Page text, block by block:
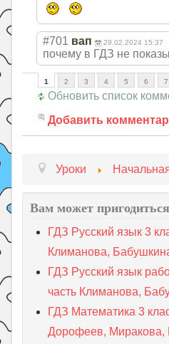
#701 вап 29.02.2024 15:37
почему в ГДЗ не
1 2 3 4 5 6 7
Обновить список
Добавить
Уроки
Вам может
ГДЗ Русский язык 3
Климанова,
ГДЗ Русский язык
часть Климанова,
ГДЗ Математика 3
Дорофеев, Миракова,